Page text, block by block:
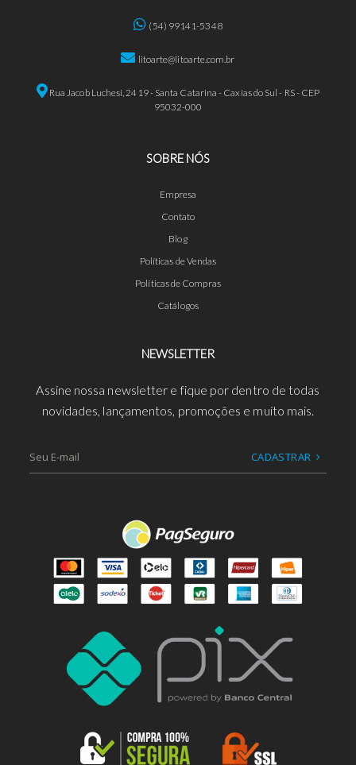
(54) 99141-5348
litoarte@litoarte.com.br
Rua Jacob Luchesi, 2419 - Santa Catarina - Caxias do Sul - RS - CEP
95032-000
SOBRE NÓS
Empresa
Contato
Blog
Políticas de Vendas
Políticas de Compras
Catálogos
NEWSLETTER
Assine nossa newsletter e fique por dentro de todas
novidades, lançamentos, promoções e muito mais.
CADASTRAR